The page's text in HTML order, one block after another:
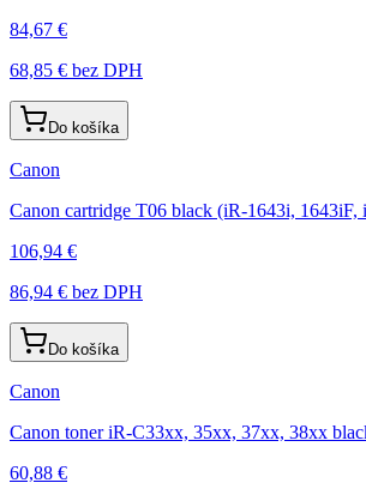
84,67 €
68,85 € bez DPH
Do košíka
Canon
Canon cartridge T06 black (iR-1643i,
106,94 €
86,94 € bez DPH
Do košíka
Canon
Canon toner iR-C33xx, 35xx, 37xx, 38xx
60,88 €